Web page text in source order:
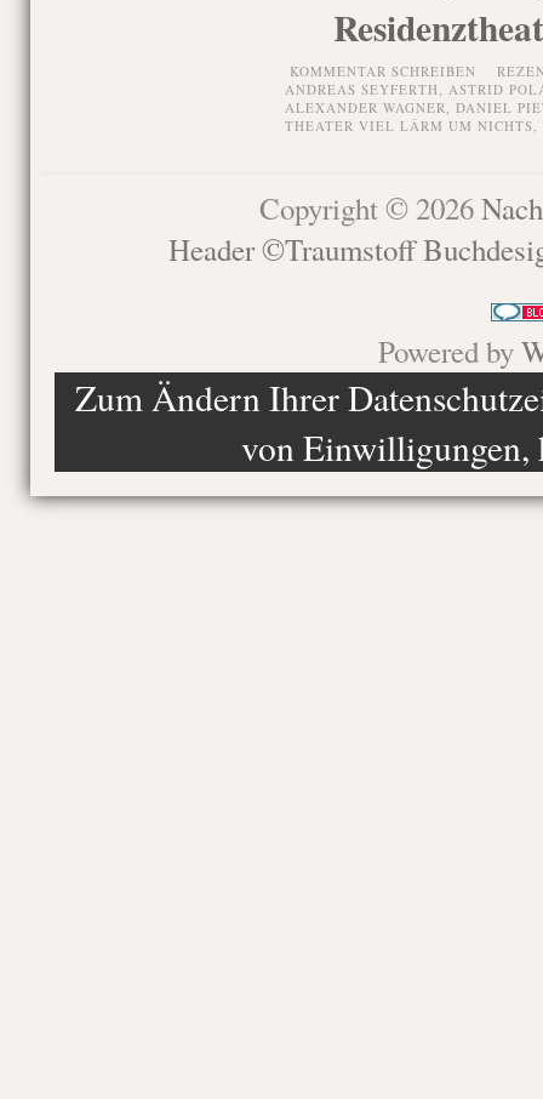
KOMMENTAR SCHREIBEN
ANDREAS SEYFERTH, ASTRID
ALEXANDER WAGNER, DANIEL
THEATER VIEL LÄRM UM NICHTS,
Copyright © 2026
Header ©Traumstoff
Powered by
Zum Ändern Ihrer
von